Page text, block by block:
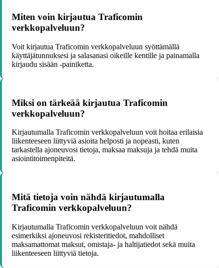
Miten voin kirjautua Traficomin
verkkopalveluun?
Voit kirjautua Traficomin verkkopalveluun syöttämällä
käyttäjätunnuksesi ja salasanasi oikeille kentille ja painamalla
kirjaudu sisään -painiketta.
Miksi on tärkeää kirjautua Traficomin
verkkopalveluun?
Kirjautumalla Traficomin verkkopalveluun voit hoitaa erilaisia
liikenteeseen liittyviä asioita helposti ja nopeasti, kuten
tarkastella ajoneuvosi tietoja, maksaa maksuja ja tehdä muita
asiointitoimenpiteitä.
Mitä tietoja voin nähdä kirjautumalla
Traficomin verkkopalveluun?
Kirjautumalla Traficomin verkkopalveluun voit nähdä
esimerkiksi ajoneuvosi rekisteritiedot, mahdolliset
maksamattomat maksut, omistaja- ja haltijatiedot sekä muita
liikenteeseen liittyviä tietoja.